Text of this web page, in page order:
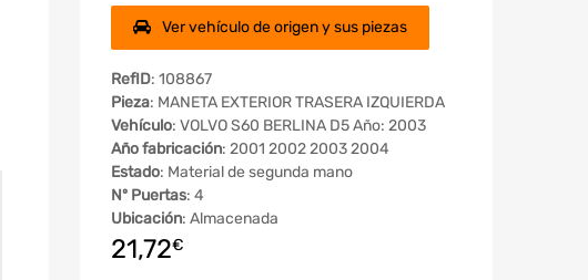
Ver vehículo de origen y sus piezas
RefID: 108867
Pieza: MANETA EXTERIOR TRASERA IZQUIERDA
Vehículo: VOLVO S60 BERLINA D5 Año: 2003
Año fabricación: 2001 2002 2003 2004
Estado: Material de segunda mano
Nº Puertas: 4
Ubicación: Almacenada
21,72€